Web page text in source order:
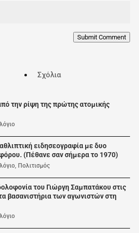
Submit Comment
Σχόλια
την ρίψη της πρώτης ατομικής
ειδησεογραφία με δυο
(Πέθανε σαν σήμερα το 1970)
, Πολιτισμός
του Γιώργη Σαμπατάκου στις
βασανιστήρια των αγωνιστών στη